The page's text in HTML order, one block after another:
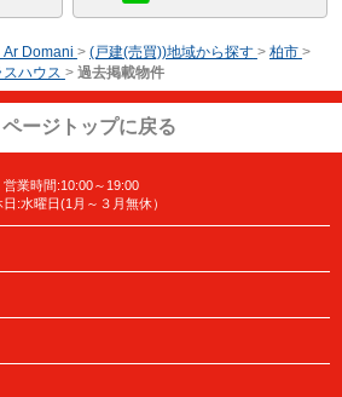
Ar Domani > (戸建(売買))地域から探す > 柏市 >
ハウス > 過去掲載物件
ページトップに戻る
営業時間:10:00～19:00
日:水曜日(1月～３月無休）